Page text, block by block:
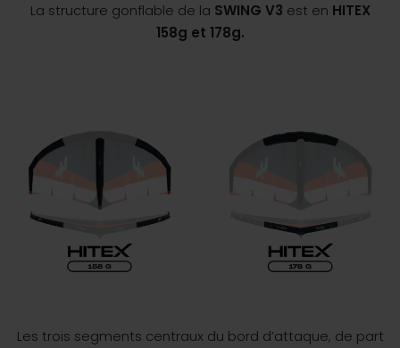
La structure gonflable de la SWING V3 est en HITEX
158g et 178g.
Les trois segments centraux du bord d’attaque, de part